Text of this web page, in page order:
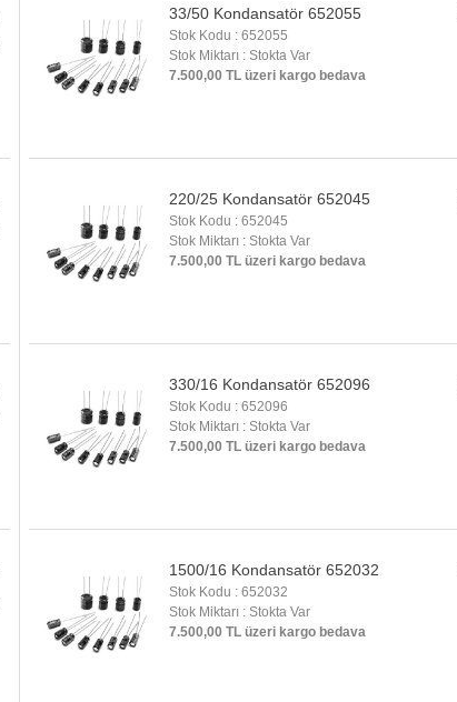
33/50 Kondansatör 652055
Stok Kodu : 652055
Stok Miktarı : Stokta Var
7.500,00 TL üzeri kargo bedava
220/25 Kondansatör 652045
Stok Kodu : 652045
Stok Miktarı : Stokta Var
7.500,00 TL üzeri kargo bedava
330/16 Kondansatör 652096
Stok Kodu : 652096
Stok Miktarı : Stokta Var
7.500,00 TL üzeri kargo bedava
1500/16 Kondansatör 652032
Stok Kodu : 652032
Stok Miktarı : Stokta Var
7.500,00 TL üzeri kargo bedava